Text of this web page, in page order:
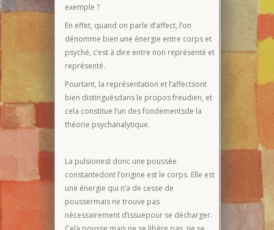
exemple ?
En effet, quand on parle d’affect, l’on
dénomme bien une énergie entre corps et
psyché, c’est à dire entre non représenté et
représenté.
Pourtant, la représentation et l’affectsont
bien distinguésdans le propos freudien, et
cela constitue l’un des fondementsde la
théorie psychanalytique.
La pulsionest donc une poussée
constantedont l’origine est le corps. Elle est
une énergie qui n’a de cesse de
poussermais ne trouve pas
nécessairement d’issuepour se décharger.